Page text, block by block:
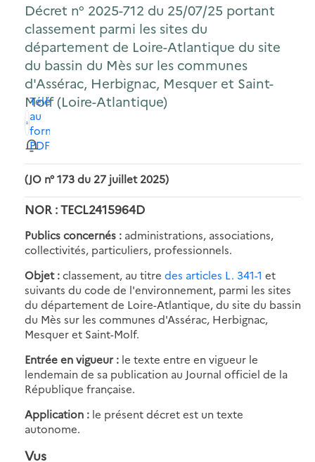
Décret n° 2025-712 du 25/07/25 portant
classement parmi les sites du
département de Loire-Atlantique du site
du bassin du Mès sur les communes
d'Assérac, Herbignac, Mesquer et Saint-
Molf (Loire-Atlantique)
Télécharger
au
format
PDF
(JO n° 173 du 27 juillet 2025)
NOR : TECL2415964D
Publics concernés : administrations, associations,
collectivités, particuliers, professionnels.
Objet :classement, au titre des articles L. 341-1 et
suivants du code de l'environnement, parmi les sites
du département de Loire-Atlantique, du site du bassin
du Mès sur les communes d'Assérac, Herbignac,
Mesquer et Saint-Molf.
Entrée en vigueur : le texte entre en vigueur le
lendemain de sa publication au Journal officiel de la
République française.
Application : le présent décret est un texte
autonome.
Vus